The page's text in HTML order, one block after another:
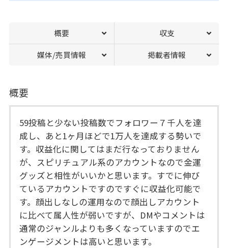
概要 収支
媒体/売買情報 掲載者情報
概要
59投稿と少ない投稿数でフォロワー７千人を達
成し、あと1ヶ月ほどで1万人を達成する勢いで
す。収益化に関してはまだ行なっておりません
が、スピリチュアル系のアカウントなので金運
グッズと相性がいいかと思います。すでに伸び
ているアカウントですのですぐに収益化可能で
す。顔出しなしの運用なので顔出しアカウント
に比べて属人性が弱いですが、DMやコメントは
通常のジャンルよりも多くなっていますのでエ
ンゲージメントは高いと思います。